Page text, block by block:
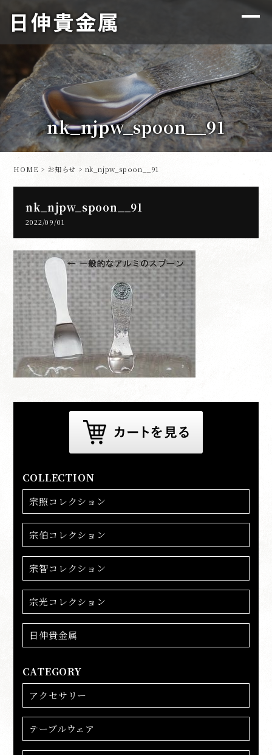
nk_njpw_spoon__91
HOME > お知らせ > nk_njpw_spoon__91
nk_njpw_spoon__91
2022/09/01
COLLECTION
宗照コレクション
宗伯コレクション
宗智コレクション
宗光コレクション
日伸貴金属
CATEGORY
アクセサリー
テーブルウェア